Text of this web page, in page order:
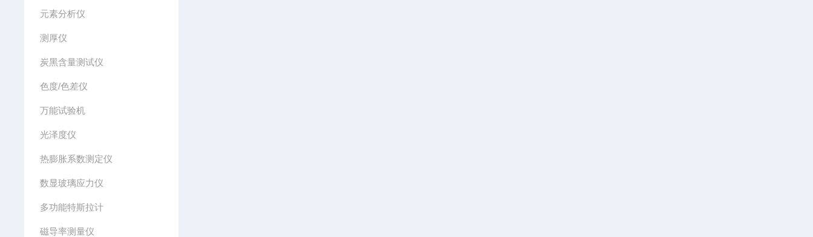
元素分析仪
测厚仪
炭黑含量测试仪
色度/色差仪
万能试验机
光泽度仪
热膨胀系数测定仪
数显玻璃应力仪
多功能特斯拉计
磁导率测量仪